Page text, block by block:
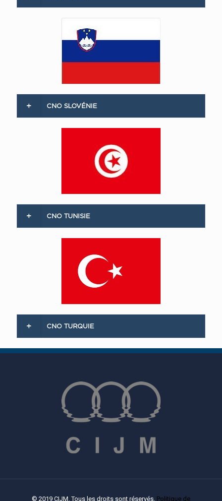
CNO SLOVÉNIE
CNO TUNISIE
CNO TURQUIE
© 2019 CIJM. Tous les droits sont réservés. Politique de